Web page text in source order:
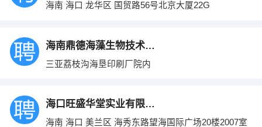
海南 海口 龙华区 国贸路56号北京大厦22G
海南鼎德海藻生物技术有限公司
三亚荔枝沟海垦印刷厂院内
海口旺盛华堂实业有限公司
海南 海口 美兰区 海秀东路望海国际广场20楼2007室